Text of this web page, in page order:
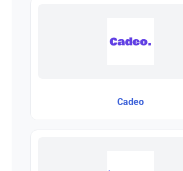
Cadeo